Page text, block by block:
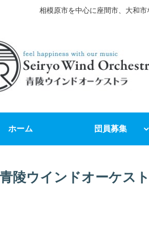
相模原市を中心に座間市、大和
ホーム 団員募集
青陵ウインドオーケ